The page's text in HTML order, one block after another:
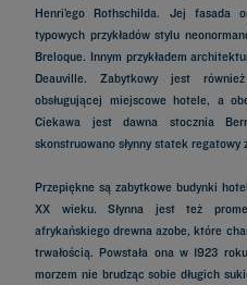
Henri’ego Rothschilda. Jej
typowych przykładów stylu
Breloque. Innym przykładem
Deauville. Zabytkowy jest
obsługującej miejscowe hotele, a
Ciekawa jest dawna stocznia
skonstruowano słynny statek
Przepiękne są zabytkowe budynki
XX wieku. Słynna jest też
afrykańskiego drewna azobe, które
trwałością. Powstała ona w 1923
morzem nie brudząc sobie długich